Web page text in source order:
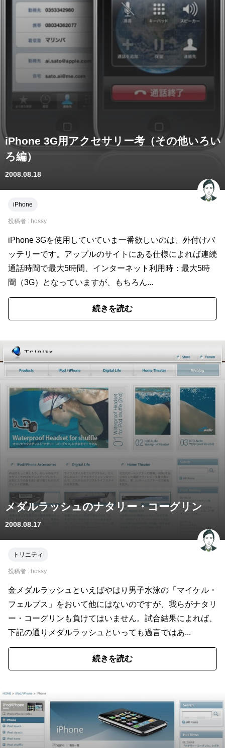
iPhone 3G用アクセサリー考（その他いろい
ろ編）
2008.08.18
iPhone
投稿者 : hossy
iPhone 3Gを使用していていま一番欲しいのは、外付けバ
ッテリーです。アップルのサイトにある仕様によれば連続
通話時間で最大5時間、インターネット利用時：最大5時
間（3G）となっていますが、もちろん...
続きを読む
メダルラッシュのナタリー・コーグリン
2008.08.17
トリニティ
投稿者 : hossy
金メダルラッシュといえばやはり男子水泳の「マイケル・
フェルプス」をおいて他にはないのですが、我らがナタリ
ー・コーグリンも負けてはいません。試合結果によれば、
下記の通りメダルラッシュといっても過言ではあ...
続きを読む